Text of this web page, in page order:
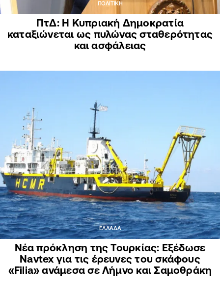
ΠΟΛΙΤΙΚΗ
ΠτΔ: Η Κυπριακή Δημοκρατία
καταξιώνεται ως πυλώνας σταθερότητας
και ασφάλειας
ΕΛΛΑΔΑ
Νέα πρόκληση της Τουρκίας: Εξέδωσε
Navtex για τις έρευνες του σκάφους
«Filia» ανάμεσα σε Λήμνο και Σαμοθράκη